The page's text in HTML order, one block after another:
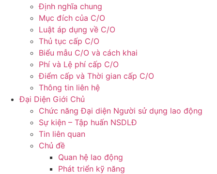
Định nghĩa chung
Mục đích của C/O
Luật áp dụng về C/O
Thủ tục cấp C/O
Biểu mẫu C/O và cách khai
Phí và Lệ phí cấp C/O
Điểm cấp và Thời gian cấp C/O
Thông tin liên hệ
Đại Diện Giới Chủ
Chức năng Đại diện Người sử dụng lao động
Sự kiện – Tập huấn NSDLĐ
Tin liên quan
Chủ đề
Quan hệ lao động
Phát triển kỹ năng